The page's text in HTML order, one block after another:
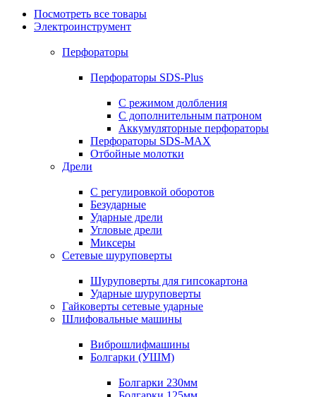
Посмотреть все товары
Электроинструмент
Перфораторы
Перфораторы SDS-Plus
С режимом долбления
С дополнительным патроном
Аккумуляторные перфораторы
Перфораторы SDS-MAX
Отбойные молотки
Дрели
С регулировкой оборотов
Безударные
Ударные дрели
Угловые дрели
Миксеры
Сетевые шуруповерты
Шуруповерты для гипсокартона
Ударные шуруповерты
Гайковерты сетевые ударные
Шлифовальные машины
Виброшлифмашины
Болгарки (УШМ)
Болгарки 230мм